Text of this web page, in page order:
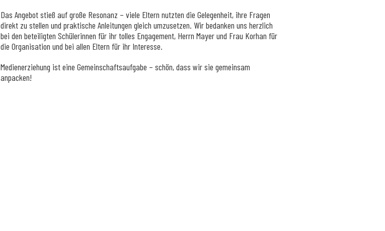
Das Angebot stieß auf große Resonanz – viele Eltern nutzten die Gelegenheit, ihre Fragen
direkt zu stellen und praktische Anleitungen gleich umzusetzen. Wir bedanken uns herzlich
bei den beteiligten Schülerinnen für ihr tolles Engagement, Herrn Mayer und Frau Korhan für
die Organisation und bei allen Eltern für ihr Interesse.
Medienerziehung ist eine Gemeinschaftsaufgabe – schön, dass wir sie gemeinsam
anpacken!